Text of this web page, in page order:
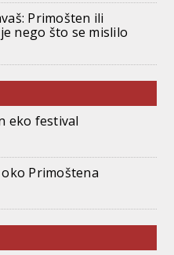
Primošten ili
nego što se mislilo
eko festival
oko Primoštena